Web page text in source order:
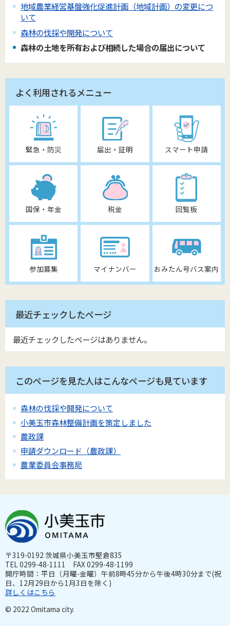
地域農業経営基盤強化促進計画（地域計画）の変更につ
いて
森林の伐採や開発について
森林の土地を所有および相続した場合の届出について
よく利用されるメニュー
緊急・防災 届出・証明 スマート申請
国保・年金 税金 回覧板
参加募集 マイナンバー おみたん号バス案内
最近チェックしたページ
最近チェックしたページはありません。
このページを見た人はこんなページも見ています
森林の伐採や開発について
小美玉市森林整備計画を策定しました
農政課
申請ダウンロード（農政課）
農業委員会事務局
〒319-0192 茨城県小美玉市堅倉835
TEL 0299-48-1111 FAX 0299-48-1199
開庁時間：平日（月曜-金曜）午前8時45分から午後4時30分まで(祝
日、12月29日から1月3日を除く)
詳しくはこちら
© 2022 Omitama city.